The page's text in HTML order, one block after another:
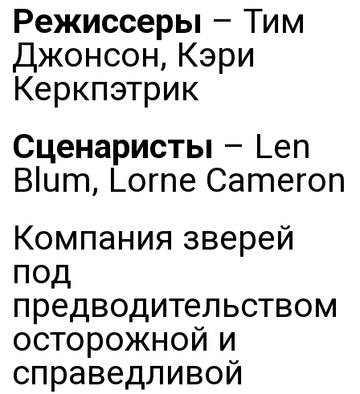
Режиссеры – Тим
Джонсон, Кэри
Керкпэтрик
Сценаристы – Len
Blum, Lorne Cameron
Компания зверей
под
предводительством
осторожной и
справедливой